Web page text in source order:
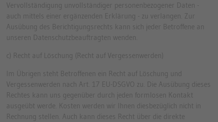
Vervollständigung unvollständiger personenbezogener Daten -
auch mittels einer ergänzenden Erklärung - zu verlangen. Zur
Ausübung des Berichtigungsrechts kann sich jeder Betroffene an
unseren Datenschutzbeauftragten wenden.
c) Recht auf Löschung (Recht auf Vergessenwerden)
Im Übrigen steht Betroffenen ein Recht auf Löschung und
Vergessenwerden nach Art. 17 EU-DSGVO zu. Die Ausübung dieses
Rechtes kann uns gegenüber durch jeden formlosen Kontakt
ausgeübt werde. Kosten werden wir Ihnen diesbezüglich nicht in
Rechnung stellen. Auch kann dieses Recht über die direkte